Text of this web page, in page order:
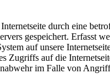
durch eine
gespeichert. Erfasst
auf unsere
Zugriffs auf die
im Falle von